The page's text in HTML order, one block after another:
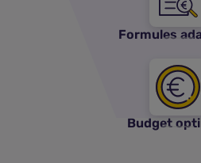
Formules
Budget